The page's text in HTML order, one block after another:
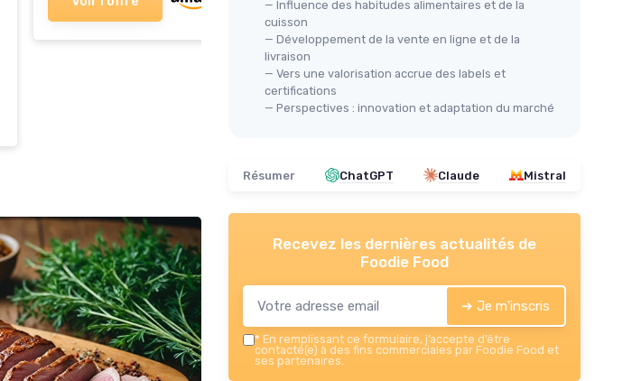
＋ Sans additifs
★★★★★
★★★★★
— Influence des habitudes alimentaires et de la
cuisson
— Développement de la vente en ligne et de la
livraison
— Vers une valorisation accrue des labels et
certifications
— Perspectives : innovation et adaptation du marché
Résumer ChatGPT Claude Mistral
Recevez les dernières actualités de
Foodie Food
➔ Je m'inscris
* En remplissant ce formulaire, j’accepte d’être
contacté(e) à des fins commerciales par Foodie Food et
ses partenaires.